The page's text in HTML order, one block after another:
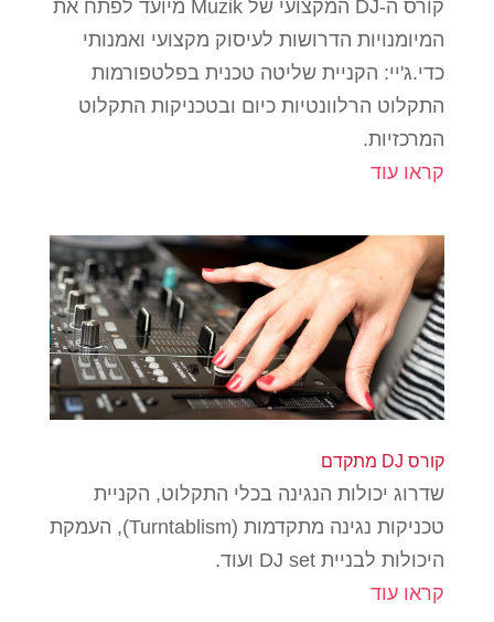
קורס ה-DJ המקצועי של Muzik מיועד לפתח את
המיומנויות הדרושות לעיסוק מקצועי ואמנותי
כדי.ג'יי: הקניית שליטה טכנית בפלטפורמות
התקלוט הרלוונטיות כיום ובטכניקות התקלוט
המרכזיות.
קראו עוד
קורס DJ מתקדם
שדרוג יכולות הנגינה בכלי התקלוט, הקניית
טכניקות נגינה מתקדמות (Turntablism), העמקת
היכולות לבניית DJ set ועוד.
קראו עוד